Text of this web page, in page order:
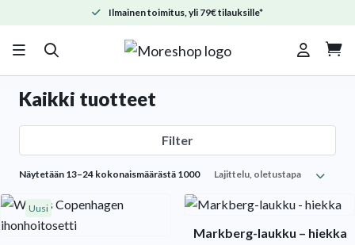
Ilmainen toimitus, yli 79€ tilauksille*

Kaikki tuotteet
Filter
Näytetään 13–24 kokonaismäärästä 1000
Uusi
Markberg-laukku – hiekka